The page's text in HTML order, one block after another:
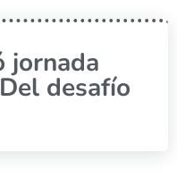
jornada
desafío